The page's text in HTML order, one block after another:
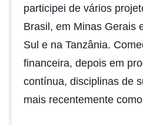
participei de vários
Brasil, em Minas Gerais
Sul e na Tanzânia.
financeira, depois em
contínua, disciplinas de
mais recentemente